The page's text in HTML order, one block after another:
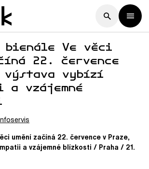
bienále Ve věci
22. července
výstava vybízí
a vzájemné
umění začíná 22. července v Praze,
a vzájemné blízkosti / Praha / 21.